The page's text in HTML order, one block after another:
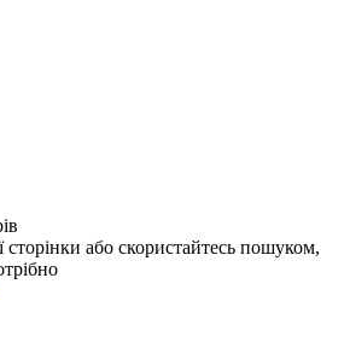
сторінки або скористайтесь пошуком,